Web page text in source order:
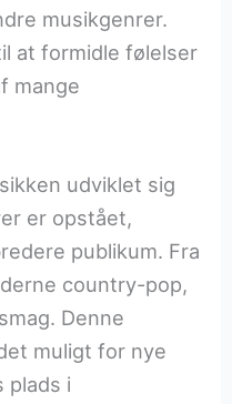
musikgenrer.
at formidle følelser
mange
udviklet sig
er opstået,
publikum. Fra
country-pop,
Denne
muligt for nye
plads i